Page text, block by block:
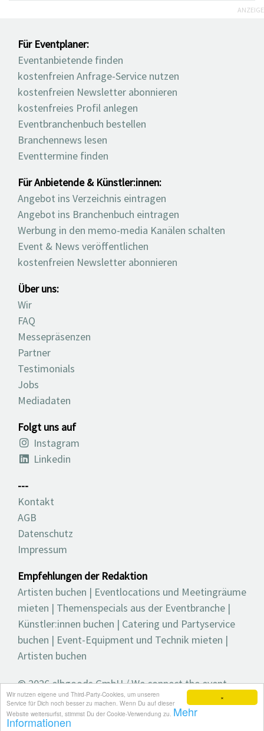
×
Wir nutzen eigene und Third-Party-Cookies, um unseren
Service für Dich noch besser zu machen. Wenn Du auf dieser
Website weitersurfst, stimmst Du der Cookie-Verwendung zu. Mehr
Informationen
ANZEIGE
Für Eventplaner:
Eventanbietende finden
kostenfreien Anfrage-Service nutzen
kostenfreien Newsletter abonnieren
kostenfreies Profil anlegen
Eventbranchenbuch bestellen
Branchennews lesen
Eventtermine finden
Für Anbietende & Künstler:innen:
Angebot ins Verzeichnis eintragen
Angebot ins Branchenbuch eintragen
Werbung in den memo-media Kanälen schalten
Event & News veröffentlichen
kostenfreien Newsletter abonnieren
Über uns:
Wir
FAQ
Messepräsenzen
Partner
Testimonials
Jobs
Mediadaten
Folgt uns auf
Instagram
Linkedin
---
Kontakt
AGB
Datenschutz
Impressum
Empfehlungen der Redaktion
Artisten buchen | Eventlocations und Meetingräume
mieten | Themenspecials aus der Eventbranche |
Künstler:innen buchen | Catering und Partyservice
buchen | Event-Equipment und Technik mieten |
Artisten buchen
© 2026 elbgoods GmbH / We connect the event
industry / Medienvielfalt für die Eventplanung /
Eventbranchenbuch, Blog, Magazin und mehr